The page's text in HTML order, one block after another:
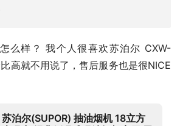
么样？ 我个人很喜欢苏泊尔 CXW-
高就不用说了，售后服务也是很NICE
苏泊尔(SUPOR) 抽油烟机 18立方